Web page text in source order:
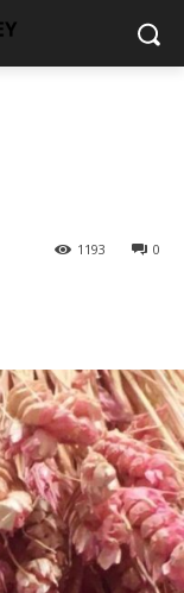
0
1193